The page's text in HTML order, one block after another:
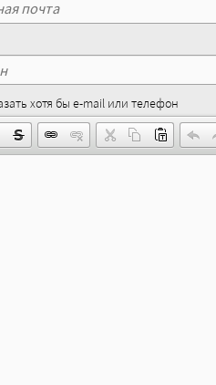
хотя бы e-mail или телефон